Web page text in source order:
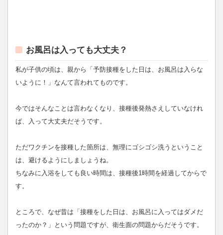
お風呂は入っても大丈夫？
私が子供の頃は、親から「予防接種をした日は、お風呂は入らな
いように！」なんて言われてものです。
今ではそんなことは言わなくなり、接種後発熱さえしていなけれ
ば、入って大丈夫だそうです。
ただワクチンを接種した箇所は、無理にゴシゴシ洗うということ
は、避けるようにしましょうね。
ちなみに入浴をしても良い時間は、接種後1時間を経過してからで
す。
ところで、なぜ昔は「接種をした日は、お風呂に入ってはダメだ
ったのか？」という問題ですが、衛生面の問題からだそうです。